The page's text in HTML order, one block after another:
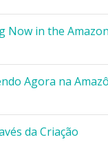
Now in the
Agora na
da Criação